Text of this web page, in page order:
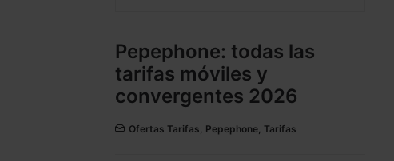
Pepephone: todas las
tarifas móviles y
convergentes 2026
Ofertas Tarifas, Pepephone, Tarifas